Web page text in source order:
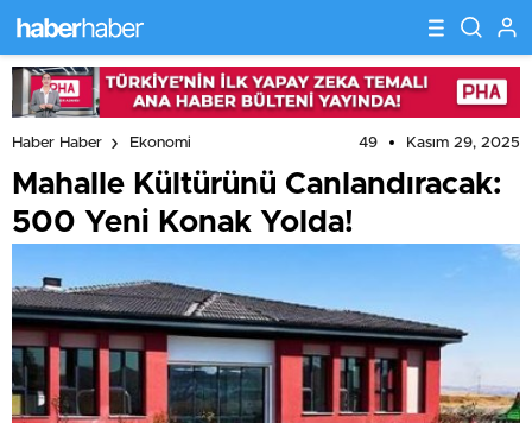
Haber Haber Ekonomi 49 Kasım 29, 2025
Mahalle Kültürünü Canlandıracak:
500 Yeni Konak Yolda!